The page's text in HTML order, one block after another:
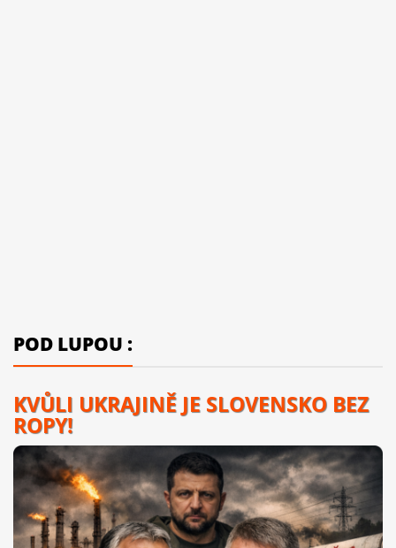
POD LUPOU :
KVŮLI UKRAJINĚ JE SLOVENSKO BEZ
ROPY!